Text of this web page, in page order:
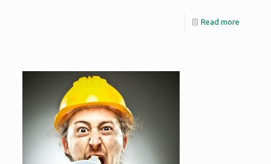
Read more